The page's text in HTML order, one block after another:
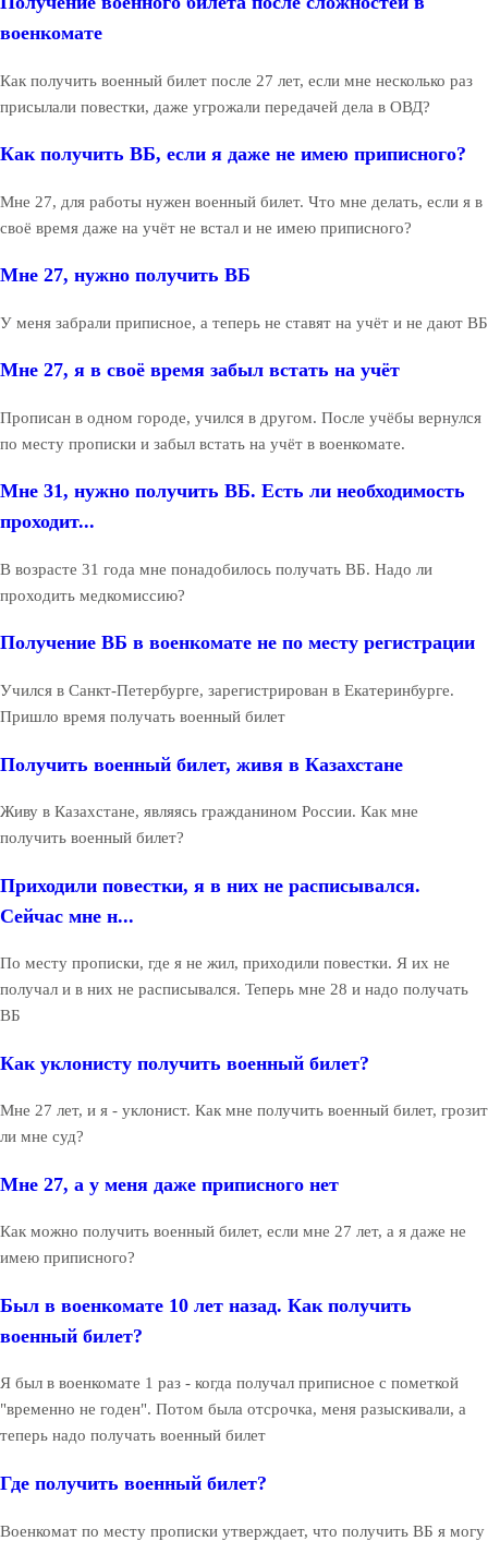
военкомате
Как получить военный билет после 27 лет, если мне несколько раз
присылали повестки, даже угрожали передачей дела в ОВД?
Как получить ВБ, если я даже не имею приписного?
Мне 27, для работы нужен военный билет. Что мне делать, если я в
своё время даже на учёт не встал и не имею приписного?
Мне 27, нужно получить ВБ
У меня забрали приписное, а теперь не ставят на учёт и не дают ВБ
Мне 27, я в своё время забыл встать на учёт
Прописан в одном городе, учился в другом. После учёбы вернулся
по месту прописки и забыл встать на учёт в военкомате.
Мне 31, нужно получить ВБ. Есть ли необходимость
проходит...
В возрасте 31 года мне понадобилось получать ВБ. Надо ли
проходить медкомиссию?
Получение ВБ в военкомате не по месту регистрации
Учился в Санкт-Петербурге, зарегистрирован в Екатеринбурге.
Пришло время получать военный билет
Получить военный билет, живя в Казахстане
Живу в Казахстане, являясь гражданином России. Как мне
получить военный билет?
Приходили повестки, я в них не расписывался.
Сейчас мне н...
По месту прописки, где я не жил, приходили повестки. Я их не
получал и в них не расписывался. Теперь мне 28 и надо получать
ВБ
Как уклонисту получить военный билет?
Мне 27 лет, и я - уклонист. Как мне получить военный билет, грозит
ли мне суд?
Мне 27, а у меня даже приписного нет
Как можно получить военный билет, если мне 27 лет, а я даже не
имею приписного?
Был в военкомате 10 лет назад. Как получить
военный билет?
Я был в военкомате 1 раз - когда получал приписное с пометкой
"временно не годен". Потом была отсрочка, меня разыскивали, а
теперь надо получать военный билет
Где получить военный билет?
Военкомат по месту прописки утверждает, что получить ВБ я могу